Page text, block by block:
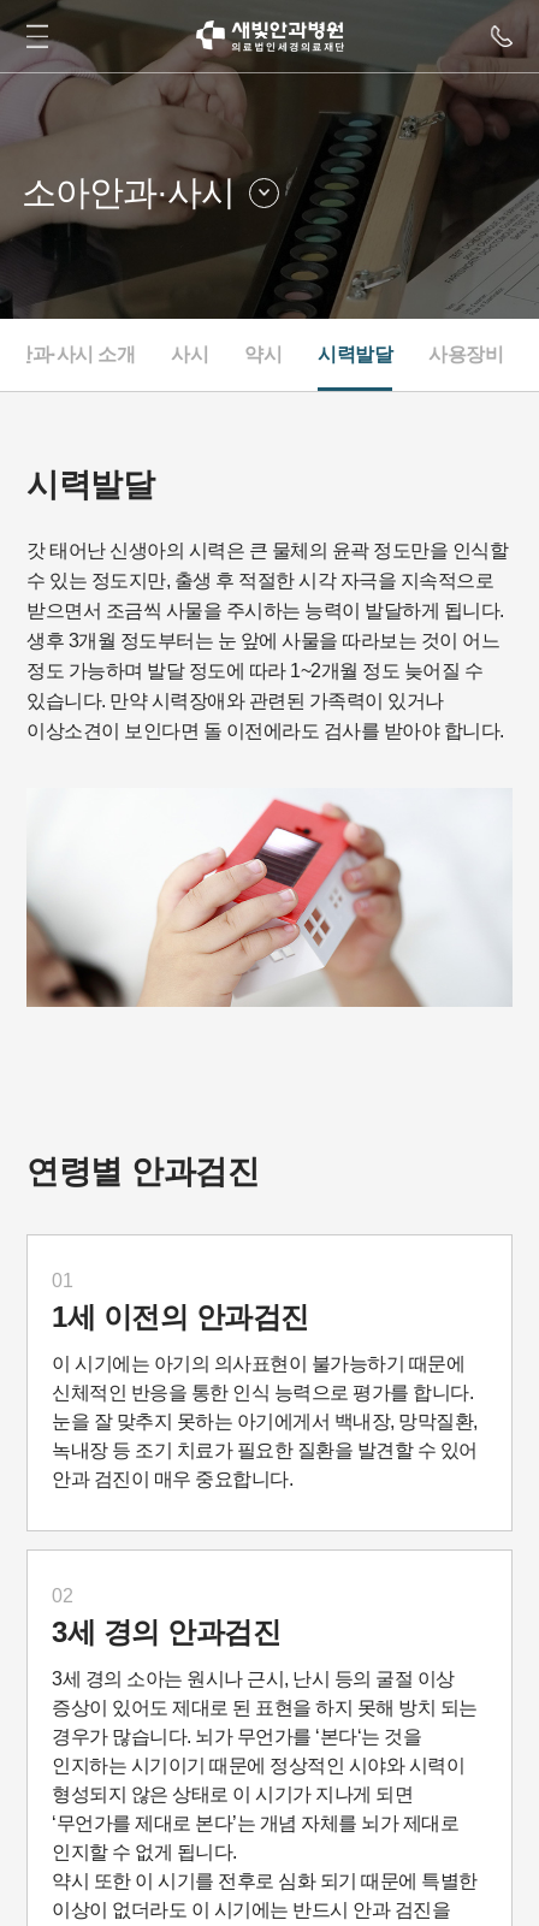
소아안과·사시
백내장·노안
망막
녹내장
성형안과
안질환클리닉
드림렌즈클리닉
안구건조클리닉
내과
안과·사시 소개 사시 약시 시력발달 사용장비
시력발달
갓 태어난 신생아의 시력은 큰 물체의 윤곽 정도만을 인식할
수 있는 정도지만, 출생 후 적절한 시각 자극을 지속적으로
받으면서 조금씩 사물을 주시하는 능력이 발달하게 됩니다.
생후 3개월 정도부터는 눈 앞에 사물을 따라보는 것이 어느
정도 가능하며 발달 정도에 따라 1~2개월 정도 늦어질 수
있습니다. 만약 시력장애와 관련된 가족력이 있거나
이상소견이 보인다면 돌 이전에라도 검사를 받아야 합니다.
연령별 안과검진
01
1세 이전의 안과검진
이 시기에는 아기의 의사표현이 불가능하기 때문에
신체적인 반응을 통한 인식 능력으로 평가를 합니다.
눈을 잘 맞추지 못하는 아기에게서 백내장, 망막질환,
녹내장 등 조기 치료가 필요한 질환을 발견할 수 있어
안과 검진이 매우 중요합니다.
02
3세 경의 안과검진
3세 경의 소아는 원시나 근시, 난시 등의 굴절 이상
증상이 있어도 제대로 된 표현을 하지 못해 방치 되는
경우가 많습니다. 뇌가 무언가를 ‘본다‘는 것을
인지하는 시기이기 때문에 정상적인 시야와 시력이
형성되지 않은 상태로 이 시기가 지나게 되면
‘무언가를 제대로 본다’는 개념 자체를 뇌가 제대로
인지할 수 없게 됩니다.
약시 또한 이 시기를 전후로 심화 되기 때문에 특별한
이상이 없더라도 이 시기에는 반드시 안과 검진을